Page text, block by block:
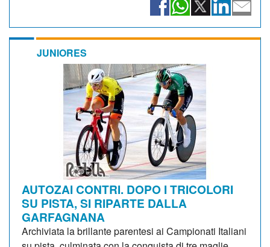
JUNIORES
AUTOZAI CONTRI. DOPO I TRICOLORI
SU PISTA, SI RIPARTE DALLA
GARFAGNANA
Archiviata la brillante parentesi ai Campionati Italiani